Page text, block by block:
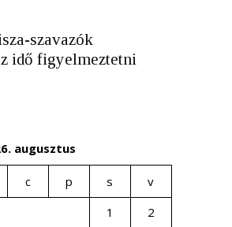
szavazók
idő figyelmeztetni
augusztus
c p s
v
1
2